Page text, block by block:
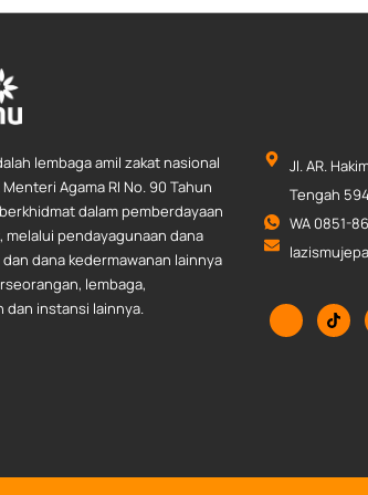
lembaga amil zakat nasional
Agama RI No. 90 Tahun
dalam pemberdayaan
melalui pendayagunaan dana
dana kedermawanan lainnya
lembaga,
dan instansi lainnya.
Jl. AR.
Tengah
WA 0851-